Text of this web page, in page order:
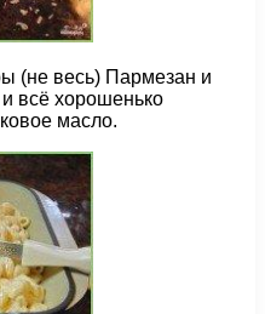
(не весь) Пармезан и
всё хорошенько
масло.